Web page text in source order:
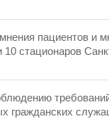
пациентов и
10 стационаров
гражданских